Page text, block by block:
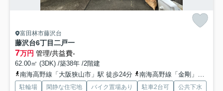
富田林市藤沢台
藤沢台6丁目二戸一
7万円 管理/共益費-
62.00㎡ (3DK) /築38年 /2階建
南海高野線「大阪狭山市」駅 徒歩24分
南海高野線「金剛」駅 徒歩32分
駐輪場 閑静な住宅地 バイク置場あり 駐車2台可 公共下水